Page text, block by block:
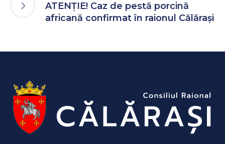
ATENȚIE! Caz de pestă porcină
africană confirmat în raionul Călărași